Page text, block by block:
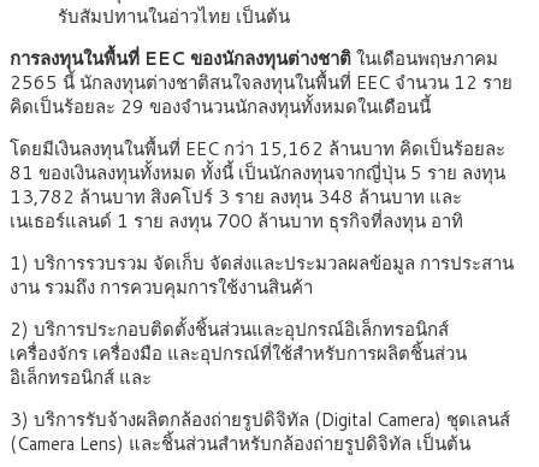
รับสัมปทานในอ่าวไทย เป็นต้น
การลงทุนในพื้นที่ EEC ของนักลงทุนต่างชาติในเดือนพฤษภาคม
2565 นี้ นักลงทุนต่างชาติสนใจลงทุนในพื้นที่ EEC จำนวน 12 ราย
คิดเป็นร้อยละ 29 ของจำนวนนักลงทุนทั้งหมดในเดือนนี้
โดยมีเงินลงทุนในพื้นที่ EEC กว่า 15,162 ล้านบาท คิดเป็นร้อยละ
81 ของเงินลงทุนทั้งหมด ทั้งนี้ เป็นนักลงทุนจากญี่ปุ่น 5 ราย ลงทุน
13,782 ล้านบาท สิงคโปร์ 3 ราย ลงทุน 348 ล้านบาท และ
เนเธอร์แลนด์ 1 ราย ลงทุน 700 ล้านบาท ธุรกิจที่ลงทุน อาทิ
1) บริการรวบรวม จัดเก็บ จัดส่งและประมวลผลข้อมูล การประสาน
งาน รวมถึง การควบคุมการใช้งานสินค้า
2) บริการประกอบติดตั้งชิ้นส่วนและอุปกรณ์อิเล็กทรอนิกส์
เครื่องจักร เครื่องมือ และอุปกรณ์ที่ใช้สำหรับการผลิตชิ้นส่วน
อิเล็กทรอนิกส์ และ
3) บริการรับจ้างผลิตกล้องถ่ายรูปดิจิทัล (Digital Camera) ชุดเลนส์
(Camera Lens) และชิ้นส่วนสำหรับกล้องถ่ายรูปดิจิทัล เป็นต้น